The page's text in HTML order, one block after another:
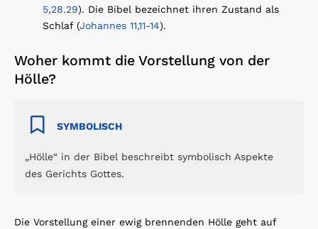
5,28.29). Die Bibel bezeichnet ihren Zustand als
Schlaf (Johannes 11,11-14).
Woher kommt die Vorstellung von der
Hölle?
SYMBOLISCH
„Hölle“ in der Bibel beschreibt symbolisch Aspekte
des Gerichts Gottes.
Die Vorstellung einer ewig brennenden Hölle geht auf